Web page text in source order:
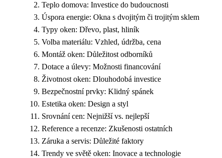
Teplo domova: Investice do budoucnosti
Úspora energie: Okna s dvojitým či trojitým sklem
Typy oken: Dřevo, plast, hliník
Volba materiálu: Vzhled, údržba, cena
Montáž oken: Důležitost odborníků
Dotace a úlevy: Možnosti financování
Životnost oken: Dlouhodobá investice
Bezpečnostní prvky: Klidný spánek
Estetika oken: Design a styl
Srovnání cen: Nejnižší vs. nejlepší
Reference a recenze: Zkušenosti ostatních
Záruka a servis: Důležité faktory
Trendy ve světě oken: Inovace a technologie